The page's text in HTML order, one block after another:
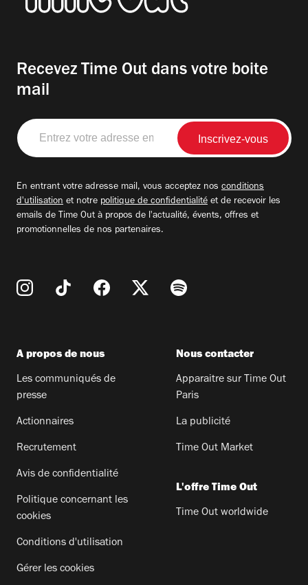
Recevez Time Out dans votre boite
mail
Entrez
votre
adresse
En entrant votre adresse mail, vous acceptez nos conditions
d'utilisation et notre politique de confidentialité et de recevoir les
emails de Time Out à propos de l'actualité, évents, offres et
promotionnelles de nos partenaires.
A propos de nous
Les communiqués de
presse
Actionnaires
Recrutement
Avis de confidentialité
Politique concernant les
cookies
Conditions d'utilisation
Gérer les cookies
Nous contacter
Apparaitre sur Time Out
Paris
La publicité
Time Out Market
L'offre Time Out
Time Out worldwide